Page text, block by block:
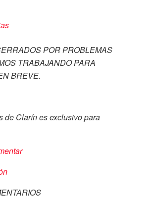
POR PROBLEMAS
TRABAJANDO PARA
BREVE.
de Clarín es exclusivo para